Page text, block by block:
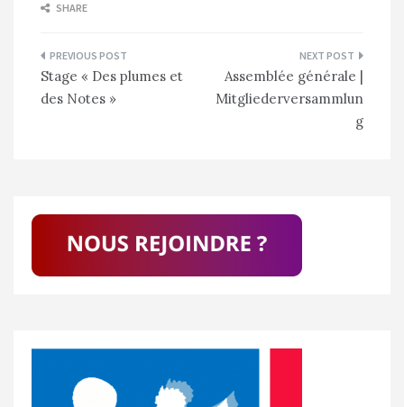
SHARE
Navigation
de
Stage « Des plumes et
des Notes »
Assemblée générale |
Mitgliederversammlun
g